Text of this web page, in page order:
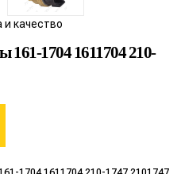
и качество
161-1704 1611704 210-